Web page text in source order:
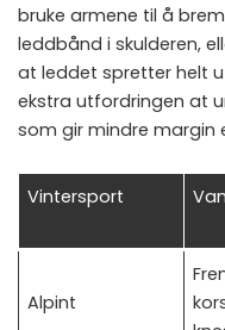
bruke armene til å
leddbånd i skulderen,
at leddet spretter helt
ekstra utfordringen at
som gir mindre margin
Vintersport
Alpint